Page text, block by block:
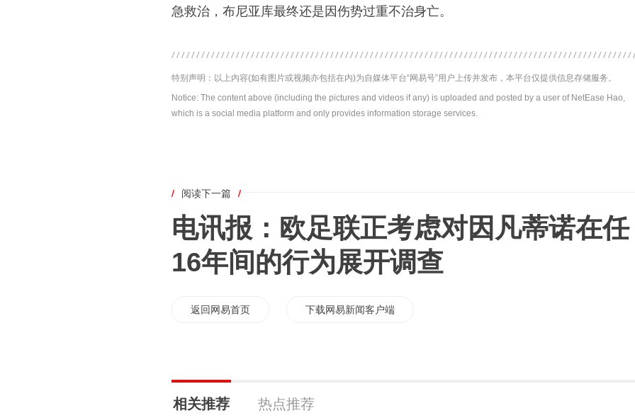
急救治，布尼亚库最终还是因伤势过重不治身亡。
特别声明：以上内容(如有图片或视频亦包括在内)为自媒体平台“网易号”用户上传并发布，本平台仅提供信息存储服务。
Notice: The content above (including the pictures and videos if any) is uploaded and posted by a user of NetEase Hao,
which is a social media platform and only provides information storage services.
/ 阅读下一篇 /
电讯报：欧足联正考虑对因凡蒂诺在任
16年间的行为展开调查
返回网易首页 下载网易新闻客户端
相关推荐 热点推荐